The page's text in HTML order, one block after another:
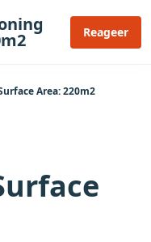
Reageer
Area: 220m2